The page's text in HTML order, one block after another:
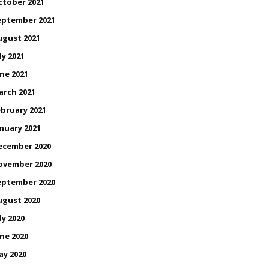
2021
2021
2021
2021
2021
2021
2021
2020
2020
2020
2020
2020
2020
2020